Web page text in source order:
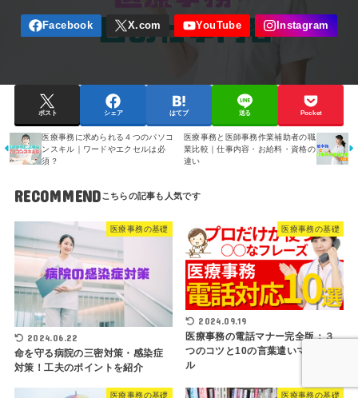
ポスト シェア はてブ 送る Pocket
医療事務に求められる４つのパソコ
ンスキル｜ワードやエクセルは必
須？
医療事務と医師事務作業補助者の職
業比較｜仕事内容・お給料・資格の
違い
RECOMMEND
医療事務の基礎
2024.06.22
命を守る病院の三密対策・感染症
対策！工夫のポイントを紹介
医療事務の基礎
2024.09.19
医療事務の電話マナー完全版：３
つのコツと10の言葉遣いマニュア
ル
医療事務の基礎 医療事務の基礎